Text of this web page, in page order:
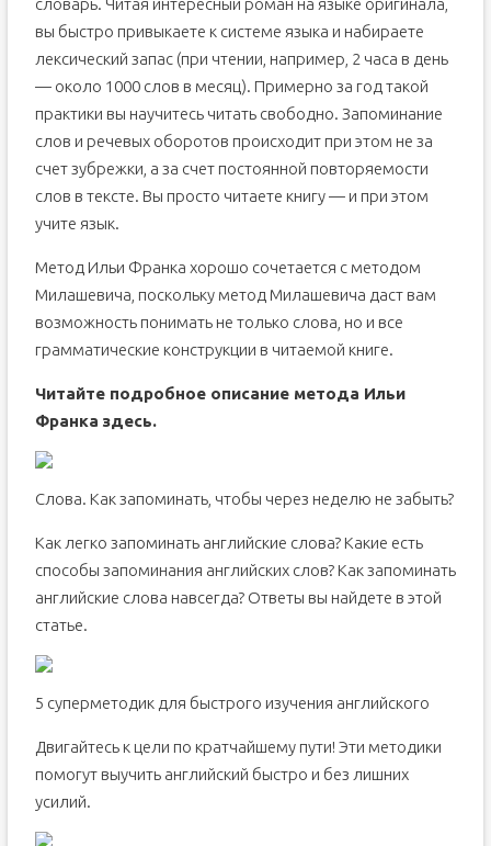
словарь. Читая интересный роман на языке оригинала,
вы быстро привыкаете к системе языка и набираете
лексический запас (при чтении, например, 2 часа в день
— около 1000 слов в месяц). Примерно за год такой
практики вы научитесь читать свободно. Запоминание
слов и речевых оборотов происходит при этом не за
счет зубрежки, а за счет постоянной повторяемости
слов в тексте. Вы просто читаете книгу — и при этом
учите язык.
Метод Ильи Франка хорошо сочетается с методом
Милашевича, поскольку метод Милашевича даст вам
возможность понимать не только слова, но и все
грамматические конструкции в читаемой книге.
Читайте подробное описание метода Ильи
Франка здесь.
Слова. Как запоминать, чтобы через неделю не забыть?
Как легко запоминать английские слова? Какие есть
способы запоминания английских слов? Как запоминать
английские слова навсегда? Ответы вы найдете в этой
статье.
5 суперметодик для быстрого изучения английского
Двигайтесь к цели по кратчайшему пути! Эти методики
помогут выучить английский быстро и без лишних
усилий.